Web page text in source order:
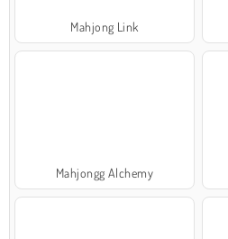
Mahjong Link
Mahjongg Alchemy